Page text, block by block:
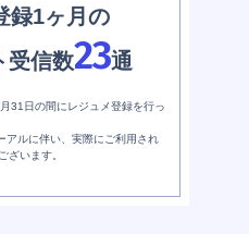
録1ヶ月の
受信数23通
日の間にレジュメ登録を行っ
ルに伴い、実際にご利用され
ざいます。